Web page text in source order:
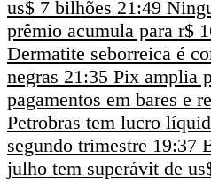
us$ 7 bilhões 21:49
prêmio acumula para r$
Dermatite seborreica é
negras 21:35 Pix amplia
pagamentos em bares e
Petrobras tem lucro
segundo trimestre 19:37
julho tem superávit de